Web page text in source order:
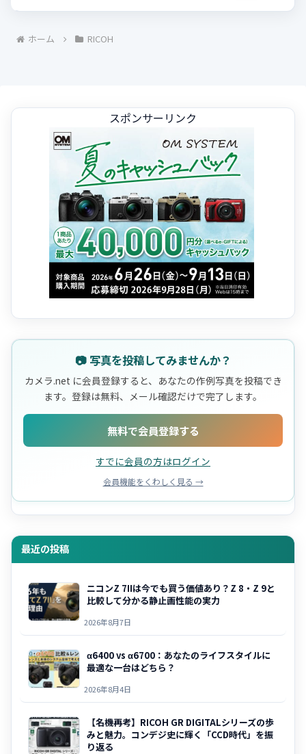
ホーム RICOH
スポンサーリンク
📷 写真を投稿してみませんか？
カメラ.net に会員登録すると、あなたの作例写真を投稿でき
ます。登録は無料、メール確認だけで完了します。
無料で会員登録する
すでに会員の方はログイン
会員機能をくわしく見る →
最近の投稿
ニコンZ 7IIは今でも買う価値あり？Z 8・Z 9と
比較して分かる静止画性能の実力
2026年8月7日
α6400 vs α6700：あなたのライフスタイルに
最適な一台はどちら？
2026年8月4日
【名機再考】RICOH GR DIGITALシリーズの歩
みと魅力。コンデジ史に輝く「CCD時代」を振
り返る